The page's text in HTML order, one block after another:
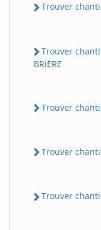
Trouver
Trouver
BRiERE
Trouver
Trouver
Trouver